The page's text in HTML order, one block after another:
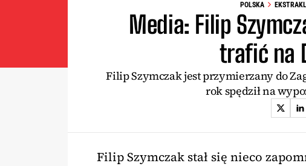
POLSKA
Media: Filip
trafić na
Filip Szymczak jest przymierzany do
rok spędził na
Filip Szymczak stał się nieco